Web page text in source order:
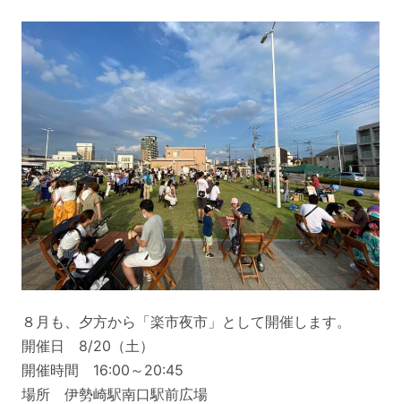
８月も、夕方から「楽市夜市」として開催します。
開催日 8/20（土）
開催時間 16:00～20:45
場所 伊勢崎駅南口駅前広場